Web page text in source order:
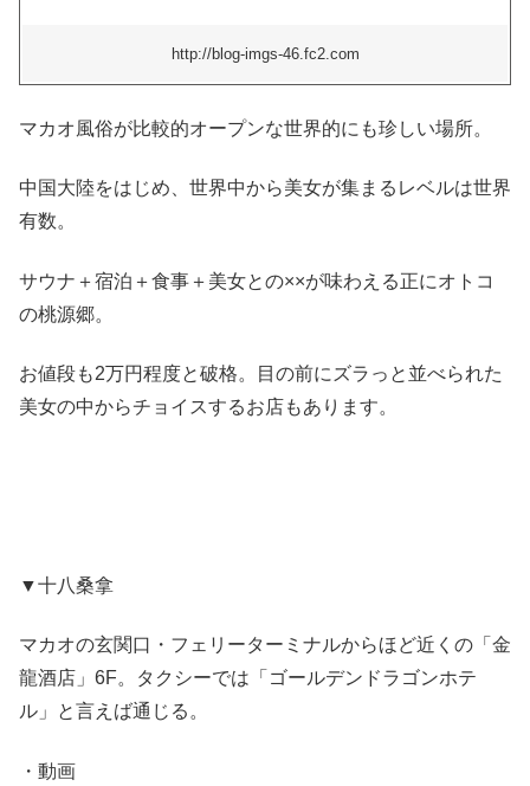
http://blog-imgs-46.fc2.com
マカオ風俗が比較的オープンな世界的にも珍しい場所。
中国大陸をはじめ、世界中から美女が集まるレベルは世界
有数。
サウナ＋宿泊＋食事＋美女との××が味わえる正にオトコ
の桃源郷。
お値段も2万円程度と破格。目の前にズラっと並べられた
美女の中からチョイスするお店もあります。
▼十八桑拿
マカオの玄関口・フェリーターミナルからほど近くの「金
龍酒店」6F。タクシーでは「ゴールデンドラゴンホテ
ル」と言えば通じる。
・動画